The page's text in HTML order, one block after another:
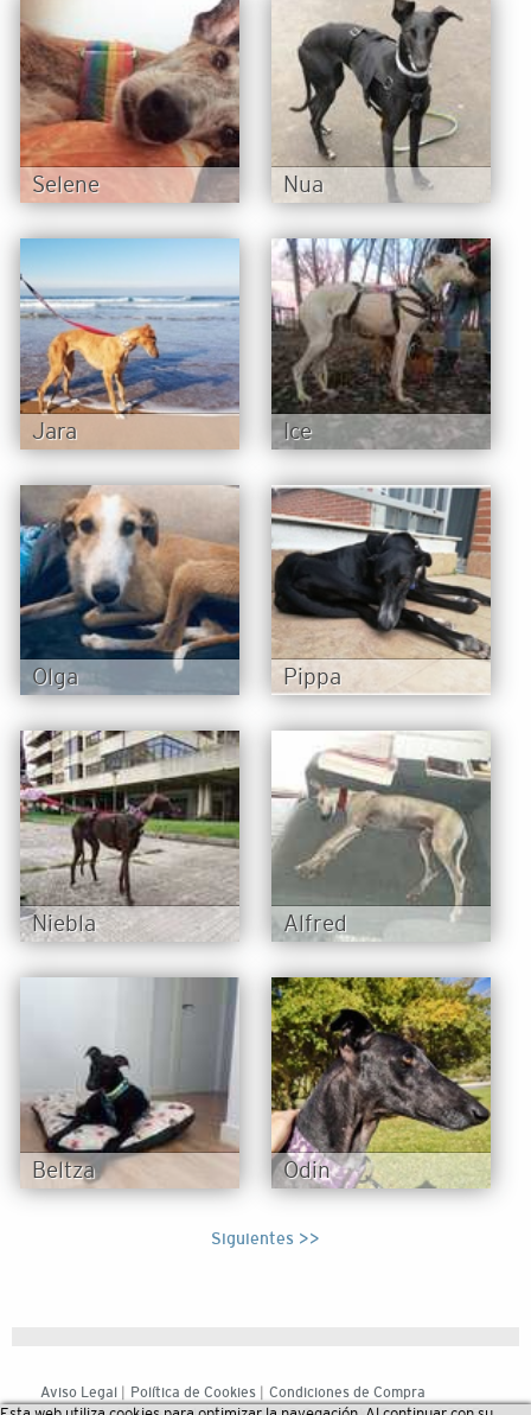
Selene Nua
Jara Ice
Olga Pippa
Niebla Alfred
Beltza Odin
Siguientes >>
Aviso Legal Política de Cookies| Condiciones de Compra